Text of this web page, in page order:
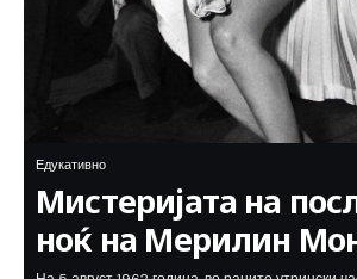
Едукативно
Мистеријата на
ноќ на Мерилин